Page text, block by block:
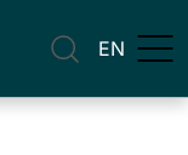
EN